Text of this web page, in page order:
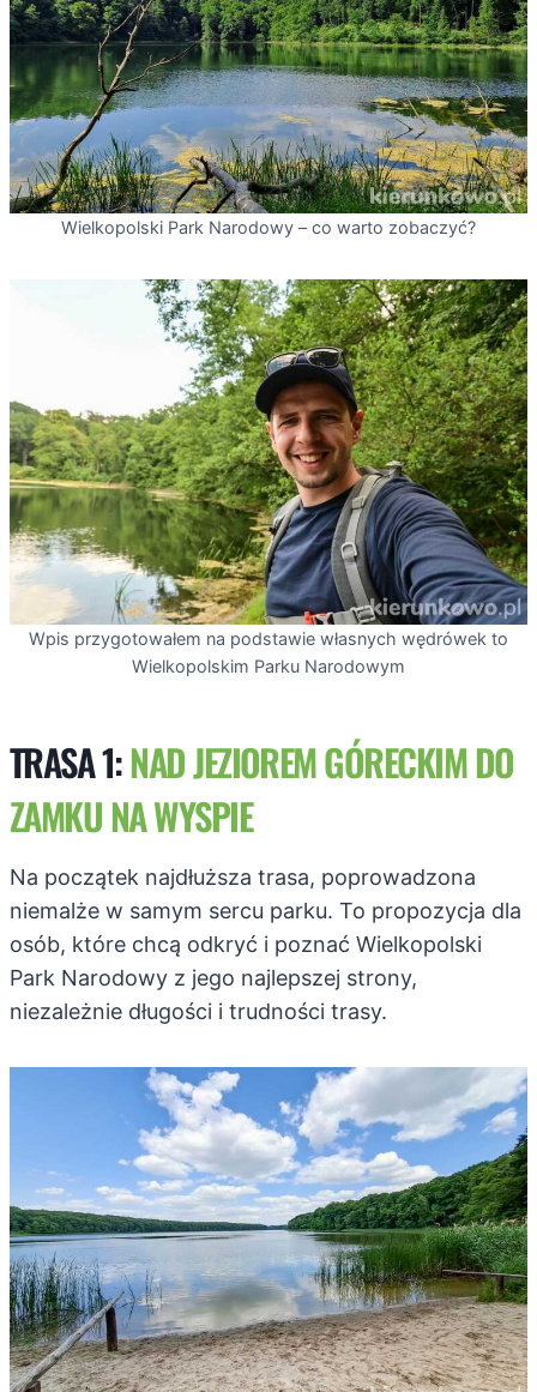
Wielkopolski Park Narodowy – co warto zobaczyć?
Wpis przygotowałem na podstawie własnych wędrówek to
Wielkopolskim Parku Narodowym
TRASA 1:NAD JEZIOREM GÓRECKIM DO
ZAMKU NA WYSPIE
Na początek najdłuższa trasa, poprowadzona
niemalże w samym sercu parku. To propozycja dla
osób, które chcą odkryć i poznać Wielkopolski
Park Narodowy z jego najlepszej strony,
niezależnie długości i trudności trasy.